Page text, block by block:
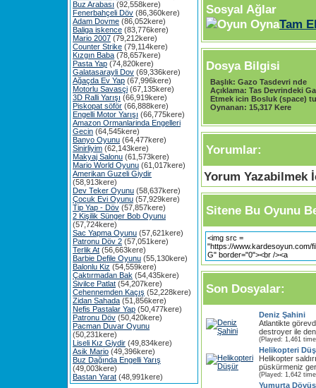
Buz Arabası (92,558kere)
Fenerbahçeli Döv (86,360kere)
Adam Dovme (86,052kere)
Baliga iskence (83,776kere)
Mario 2007 (79,212kere)
Counter Strike (79,114kere)
Kızgın Baba (78,657kere)
Pasta Yap (74,820kere)
Galatasarayli Dov (69,336kere)
Ağaçda Ev Yap (67,996kere)
Motorlu Savasçi (67,135kere)
3D Ralli Yarışı (66,919kere)
Piskopat söför (66,888kere)
Engelli Motor Yarışı (66,775kere)
Amazon Ormanlarinda Engelleri
Gecin (64,545kere)
Banyo Oyunu (64,477kere)
Sinirliyim (62,143kere)
Makyaj Salonu (61,573kere)
Mario World Oyunu (61,017kere)
Amerikan Guzeli Giydir
(58,913kere)
Dev Teker Oyunu (58,637kere)
Çocuk Evi Oyunu (57,929kere)
Tip Yap - Döv (57,857kere)
2 Kişilik Sünger Bob Oyunu
(57,724kere)
Sac Yapma Oyunu (57,621kere)
Patronu Döv 2 (57,051kere)
Terlik At (56,663kere)
Barbie Defile Oyunu (55,130kere)
Balonlu Kiz (54,559kere)
Çaktırmadan Bak (54,435kere)
Sivilce Patlat (54,207kere)
Cehennemden Kaçış (52,228kere)
Zidan Sahada (51,856kere)
Nefis Pastalar Yap (50,477kere)
Patronu Döv (50,420kere)
Pacman Duvar Oyunu
(50,231kere)
Liseli Kız Giydir (49,834kere)
Asik Mario (49,396kere)
Buz Dağında Engelli Yarış
(49,003kere)
Bastan Yarat (48,991kere)
Sosyal Ağlar
Tam
Dosya Bilgisi
Başlık: Gazo Tasdevri nde
Açıklama: Tas Devrindeki
Etmek icin Bosluk (space)
Oynanan: 15,317 Kere
Yorumlar:
Yorum Yazabilmek
Sitene Bu Oyunu
Son Dosyalar:
Deniz Şahini
Atlantikte
destroyer ile
(Played: 1,461
Helikopteri
Helikopter
püskürmeniz
(Played: 1,642
Yumurta